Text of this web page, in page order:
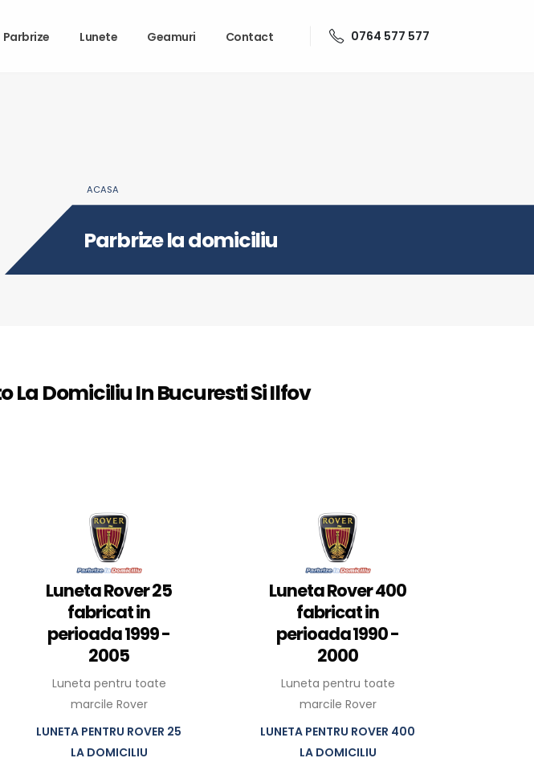
Parbrize Lunete Geamuri Contact 0764 577 577
ACASA
Parbrize la domiciliu
La Domiciliu In Bucuresti Si Ilfov
Luneta Rover 25
fabricat in
perioada 1999 -
2005
Luneta pentru toate
marcile Rover
LUNETA PENTRU ROVER 25
LA DOMICILIU
Luneta Rover 400
fabricat in
perioada 1990 -
2000
Luneta pentru toate
marcile Rover
LUNETA PENTRU ROVER 400
LA DOMICILIU